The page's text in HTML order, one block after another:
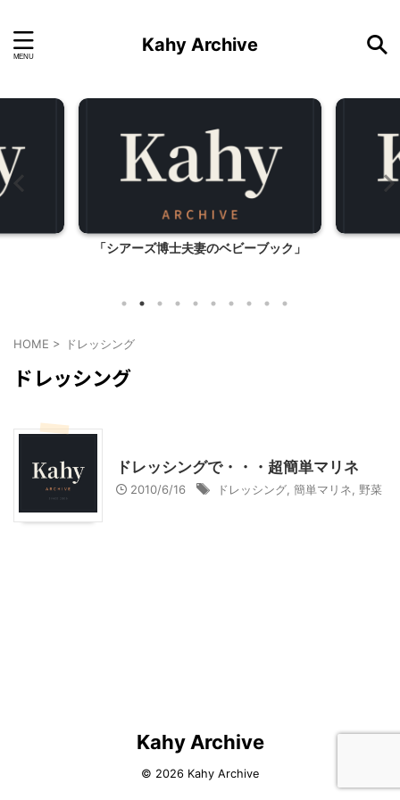
Kahy Archive
「シアーズ博士夫妻のベビーブック」
HOME > ドレッシング
ドレッシング
ドレッシングで・・・超簡単マリネ
2010/6/16 ドレッシング 簡単マリネ 野菜
Kahy Archive
© 2026 Kahy Archive